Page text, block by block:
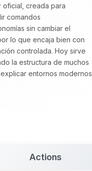
creada para
comandos
sin cambiar el
lo que encaja bien con
controlada. Hoy sirve
la estructura de muchos
entornos modernos
Actions